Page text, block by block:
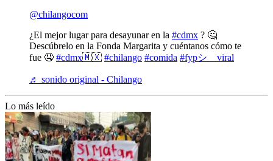
@chilangocom
¿El mejor lugar para desayunar en la #cdmx ? 🤔
Descúbrelo en la Fonda Margarita y cuéntanos cómo te
fue 🤤 #cdmx🇲🇽 #chilango #comida #fypシ゚viral
♬ sonido original - Chilango
Lo más leído